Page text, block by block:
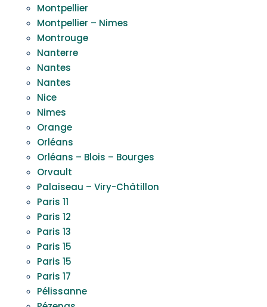
Montpellier
Montpellier – Nimes
Montrouge
Nanterre
Nantes
Nantes
Nice
Nimes
Orange
Orléans
Orléans – Blois – Bourges
Orvault
Palaiseau – Viry-Châtillon
Paris 11
Paris 12
Paris 13
Paris 15
Paris 15
Paris 17
Pélissanne